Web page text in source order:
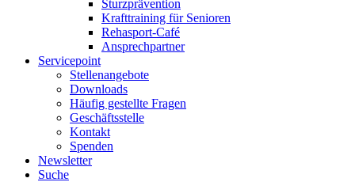
Sturzprävention
Krafttraining für Senioren
Rehasport-Café
Ansprechpartner
Servicepoint
Stellenangebote
Downloads
Häufig gestellte Fragen
Geschäftsstelle
Kontakt
Spenden
Newsletter
Suche